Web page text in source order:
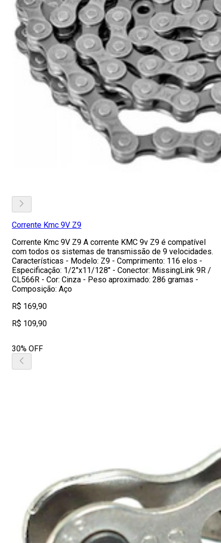
Corrente Kmc 9V Z9
Corrente Kmc 9V Z9 A corrente KMC 9v Z9 é compatível
com todos os sistemas de transmissão de 9 velocidades.
Características - Modelo: Z9 - Comprimento: 116 elos -
Especificação: 1/2"x11/128" - Conector: MissingLink 9R /
CL566R - Cor: Cinza - Peso aproximado: 286 gramas -
Composição: Aço
R$ 169,90
R$ 109,90
30% OFF